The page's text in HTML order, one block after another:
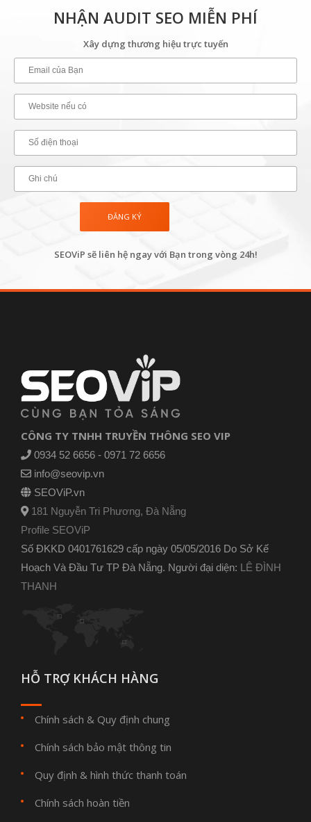
NHẬN AUDIT SEO MIỄN PHÍ
Xây dựng thương hiệu trực tuyến
SEOViP sẽ liên hệ ngay với Bạn trong vòng 24h!
CÔNG TY TNHH TRUYỀN THÔNG SEO VIP
0934 52 6656 - 0971 72 6656
info@seovip.vn
SEOViP.vn
181 Nguyễn Tri Phương, Đà Nẵng
Profile SEOViP
Số ĐKKD 0401761629 cấp ngày 05/05/2016 Do Sở Kế
Hoạch Và Đầu Tư TP Đà Nẵng. Người đại diện: LÊ ĐÌNH
THANH
HỖ TRỢ KHÁCH HÀNG
Chính sách & Quy định chung
Chính sách bảo mật thông tin
Quy định & hình thức thanh toán
Chính sách hoàn tiền